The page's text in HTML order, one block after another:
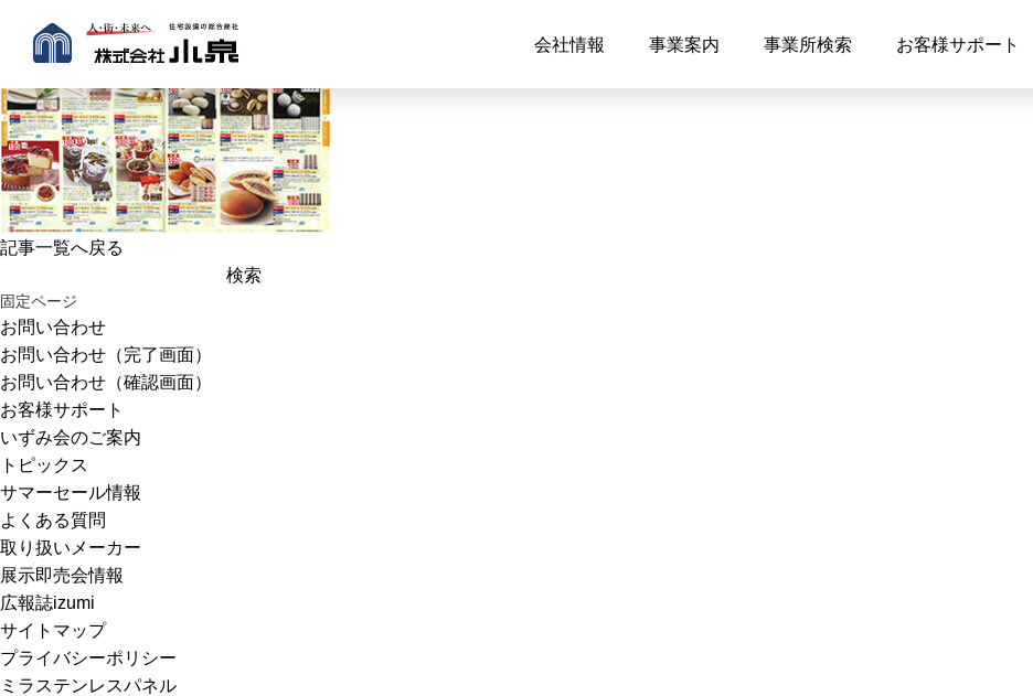
会社情報 事業案内 事業所検索 お客様サポート
記事一覧へ戻る
索:
固定ページ
お問い合わせ
お問い合わせ（完了画面）
お問い合わせ（確認画面）
お客様サポート
いずみ会のご案内
トピックス
サマーセール情報
よくある質問
取り扱いメーカー
展示即売会情報
広報誌izumi
サイトマップ
プライバシーポリシー
ミラステンレスパネル